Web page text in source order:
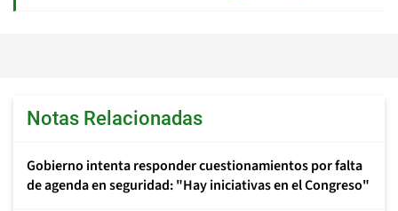
Notas Relacionadas
Gobierno intenta responder cuestionamientos por falta
de agenda en seguridad: "Hay iniciativas en el Congreso"